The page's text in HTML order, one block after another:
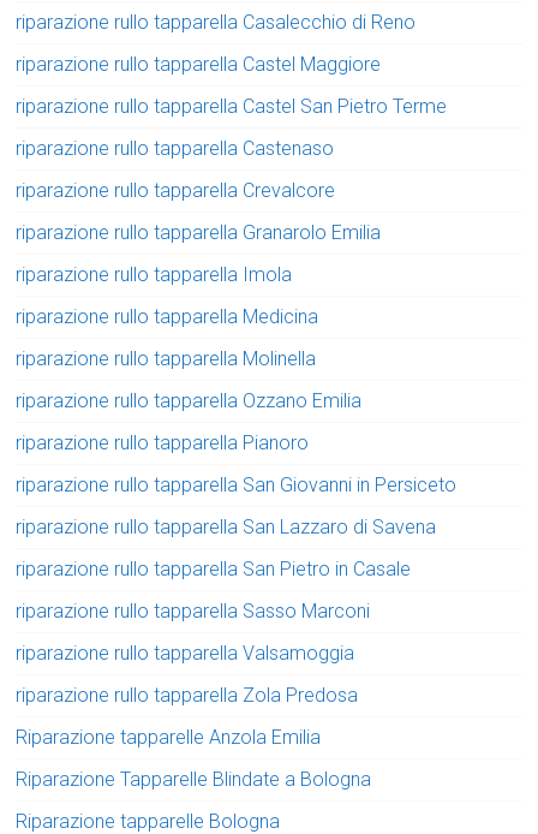
riparazione rullo tapparella Casalecchio di Reno
riparazione rullo tapparella Castel Maggiore
riparazione rullo tapparella Castel San Pietro Terme
riparazione rullo tapparella Castenaso
riparazione rullo tapparella Crevalcore
riparazione rullo tapparella Granarolo Emilia
riparazione rullo tapparella Imola
riparazione rullo tapparella Medicina
riparazione rullo tapparella Molinella
riparazione rullo tapparella Ozzano Emilia
riparazione rullo tapparella Pianoro
riparazione rullo tapparella San Giovanni in Persiceto
riparazione rullo tapparella San Lazzaro di Savena
riparazione rullo tapparella San Pietro in Casale
riparazione rullo tapparella Sasso Marconi
riparazione rullo tapparella Valsamoggia
riparazione rullo tapparella Zola Predosa
Riparazione tapparelle Anzola Emilia
Riparazione Tapparelle Blindate a Bologna
Riparazione tapparelle Bologna